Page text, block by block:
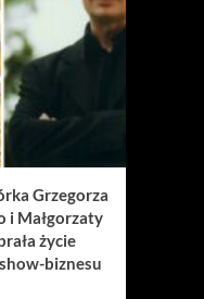
Grzegorza
i Małgorzaty
życie
biznesu